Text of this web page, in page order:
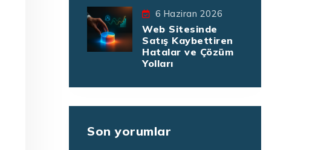
6 Haziran 2026
Web Sitesinde
Satış Kaybettiren
Hatalar ve Çözüm
Yolları
Son yorumlar